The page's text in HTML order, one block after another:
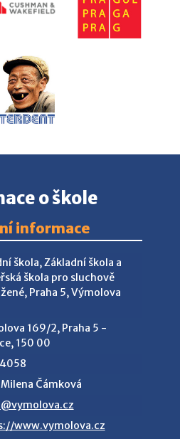
o škole
informace
škola, Základní škola a
škola pro sluchově
Praha 5, Výmolova
169/2, Praha 5 -
150 00
Čámková
www.vymolova.cz